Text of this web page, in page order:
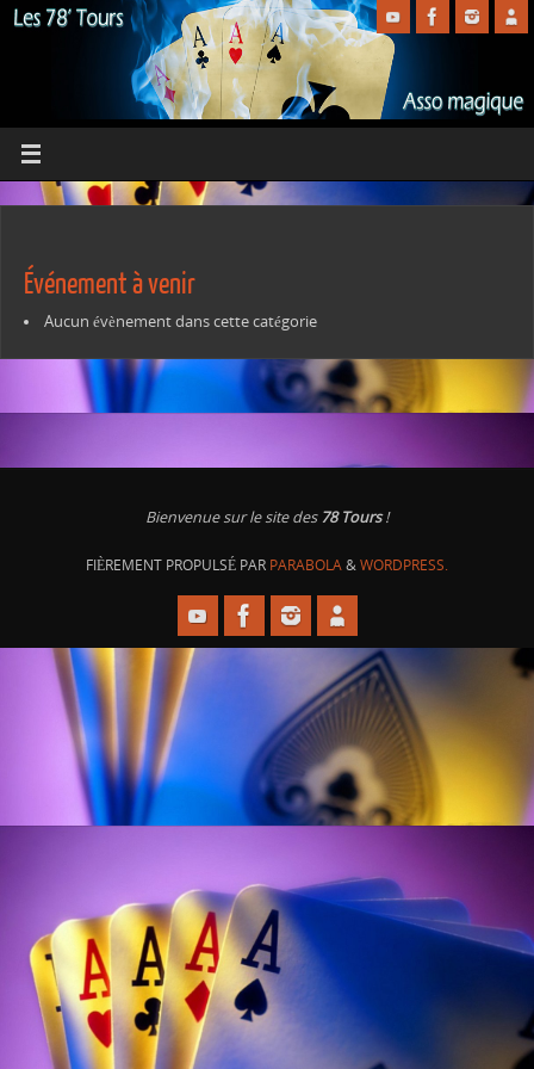
Événement à venir
Aucun évènement dans cette catégorie
Bienvenue sur le site des78 Tours!
FIÈREMENT PROPULSÉ PAR PARABOLA&WORDPRESS.